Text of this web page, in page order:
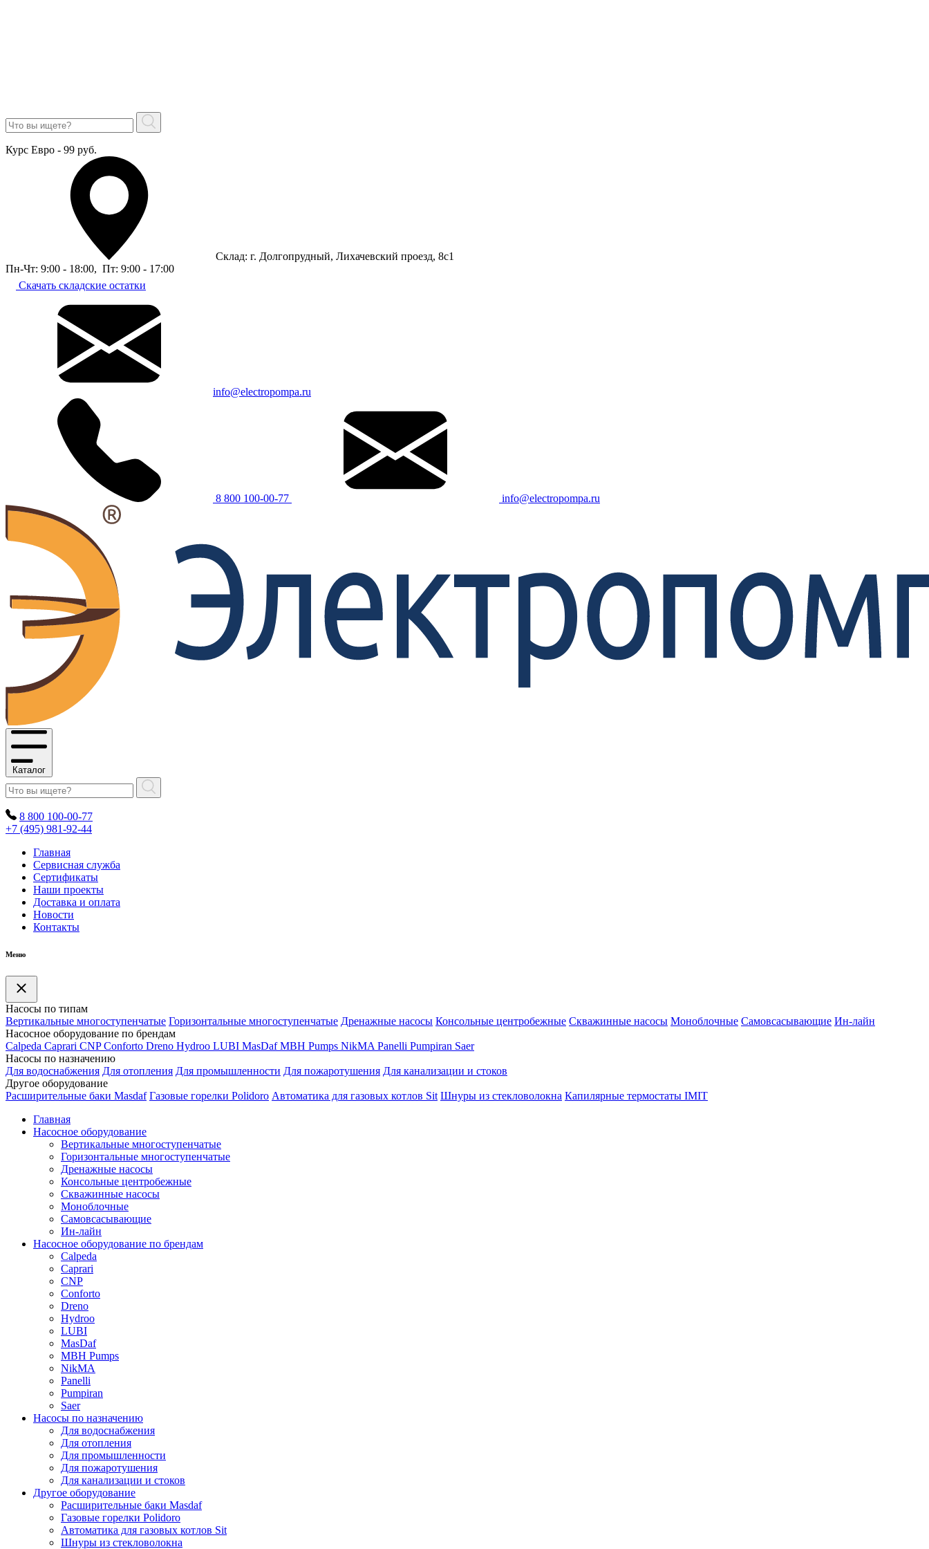
Курс Евро - 99 руб.
Склад: г. Долгопрудный, Лихачевский проезд, 8c1
Пн-Чт: 9:00 - 18:00, Пт: 9:00 - 17:00
Скачать складские остатки
info@electropompa.ru
8 800 100-00-77 info@electropompa.ru
Каталог
8 800 100-00-77
+7 (495) 981-92-44
Главная
Сервисная служба
Сертификаты
Наши проекты
Доставка и оплата
Новости
Контакты
Меню
Насосы по типам
Вертикальные многоступенчатые Горизонтальные многоступенчатые Дренажные насосы Консольные центробежные Скважинные насосы Моноблочные Самовсасывающие Ин-лайн
Насосное оборудование по брендам
Calpeda Caprari CNP Conforto Dreno Hydroo LUBI MasDaf MBH Pumps NikMA Panelli Pumpiran Saer
Насосы по назначению
Для водоснабжения Для отопления Для промышленности Для пожаротушения Для канализации и стоков
Другое оборудование
Расширительные баки Masdaf Газовые горелки Polidoro Автоматика для газовых котлов Sit Шнуры из стекловолокна Капилярные термостаты IMIT
Главная
Насосное оборудование
Вертикальные многоступенчатые
Горизонтальные многоступенчатые
Дренажные насосы
Консольные центробежные
Скважинные насосы
Моноблочные
Самовсасывающие
Ин-лайн
Насосное оборудование по брендам
Calpeda
Caprari
CNP
Conforto
Dreno
Hydroo
LUBI
MasDaf
MBH Pumps
NikMA
Panelli
Pumpiran
Saer
Насосы по назначению
Для водоснабжения
Для отопления
Для промышленности
Для пожаротушения
Для канализации и стоков
Другое оборудование
Расширительные баки Masdaf
Газовые горелки Polidoro
Автоматика для газовых котлов Sit
Шнуры из стекловолокна